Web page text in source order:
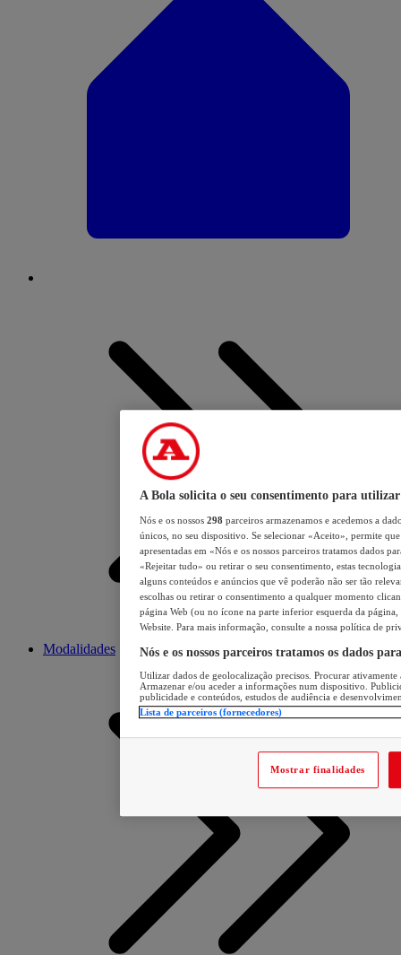
Modalidades
A Bola solicita o seu consentimento para utilizar
Nós e os nossos 298 parceiros armazenamos e acedemos a
únicos, no seu dispositivo. Se selecionar «Aceito», permite
apresentadas em «Nós e os nossos parceiros tratamos dados
«Rejeitar tudo» ou retirar o seu consentimento, estas
alguns conteúdos e anúncios que vê poderão não ser tão
escolhas ou retirar o consentimento a qualquer momento
página Web (ou no ícone na parte inferior esquerda da página,
Website. Para mais informação, consulte a nossa política de
Nós e os nossos parceiros tratamos os dados
Utilizar dados de geolocalização precisos. Procurar
Armazenar e/ou aceder a informações num dispositivo.
publicidade e conteúdos, estudos de audiência e
Lista de parceiros (fornecedores)
Mostrar finalidades